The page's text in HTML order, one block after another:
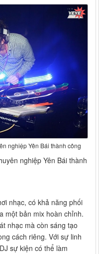
nghiệp Yên Bái thành công
nghiệp Yên Bái thành
nhạc, có khả năng phối
một bản mix hoàn chỉnh.
nhạc mà còn sáng tạo
cách riêng. Với sự linh
sự kiện có thể làm